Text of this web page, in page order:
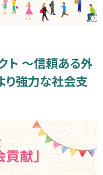
ト ～信頼ある外
り強力な社会支